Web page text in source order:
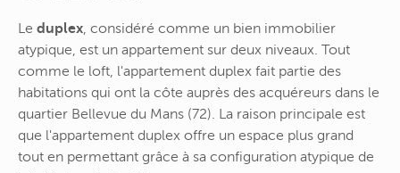
Le duplex, considéré comme un bien immobilier
atypique, est un appartement sur deux niveaux. Tout
comme le loft, l'appartement duplex fait partie des
habitations qui ont la côte auprès des acquéreurs dans le
quartier Bellevue du Mans (72). La raison principale est
que l'appartement duplex offre un espace plus grand
tout en permettant grâce à sa configuration atypique de